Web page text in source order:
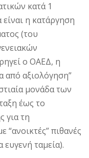
κατά 1
η κατάργηση
(του
ο ΟΑΕΔ, η
από αξιολόγηση”
μονάδα των
έως το
για τη
πιθανές
ταμεία).